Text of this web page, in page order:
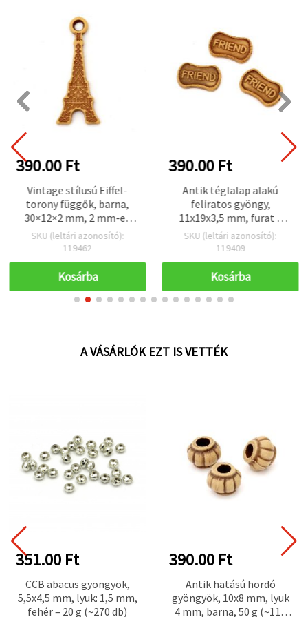
390.00 Ft
Vintage stílusú Eiffel-
torony függők, barna,
30×12×2 mm, 2 mm-es
furat, 50 g (~160 db) –
elegáns dekoratív függők
kézműves hobbihoz
SKU (leltári azonosító):
119462
Kosárba
390.00 Ft
Antik téglalap alakú
feliratos gyöngy,
11x19x3,5 mm, furat 2
mm, barna – 50 g (kb. 81
db)
SKU (leltári azonosító):
119409
Kosárba
A VÁSÁRLÓK EZT IS VETTÉK
351.00 Ft
CCB abacus gyöngyök,
5,5x4,5 mm, lyuk: 1,5 mm,
fehér – 20 g (~270 db)
390.00 Ft
Antik hatású hordó
gyöngyök, 10x8 mm, lyuk
4 mm, barna, 50 g (~110